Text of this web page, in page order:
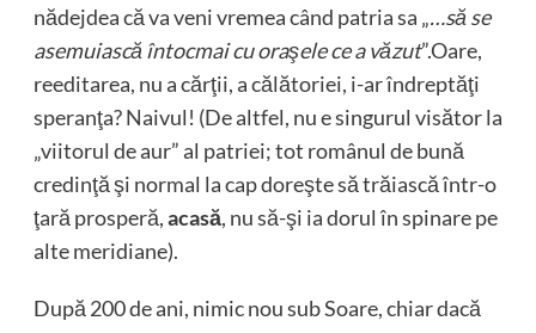
nădejdea că va veni vremea când patria sa „…să se
asemuiască întocmai cu oraşele ce a văzut”.Oare,
reeditarea, nu a cărţii, a călătoriei, i-ar îndreptăţi
speranţa? Naivul! (De altfel, nu e singurul visător la
„viitorul de aur” al patriei; tot românul de bună
credinţă şi normal la cap doreşte să trăiască într-o
ţară prosperă,acasă, nu să-şi ia dorul în spinare pe
alte meridiane).
După 200 de ani, nimic nou sub Soare, chiar dacă